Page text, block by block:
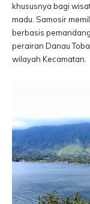
khususnya bagi
madu. Samosir
berbasis
perairan Danau
wilayah Kecamatan.